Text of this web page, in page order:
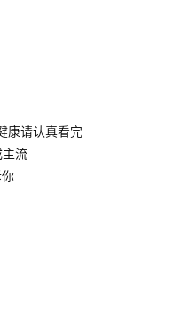
康请认真看完
流